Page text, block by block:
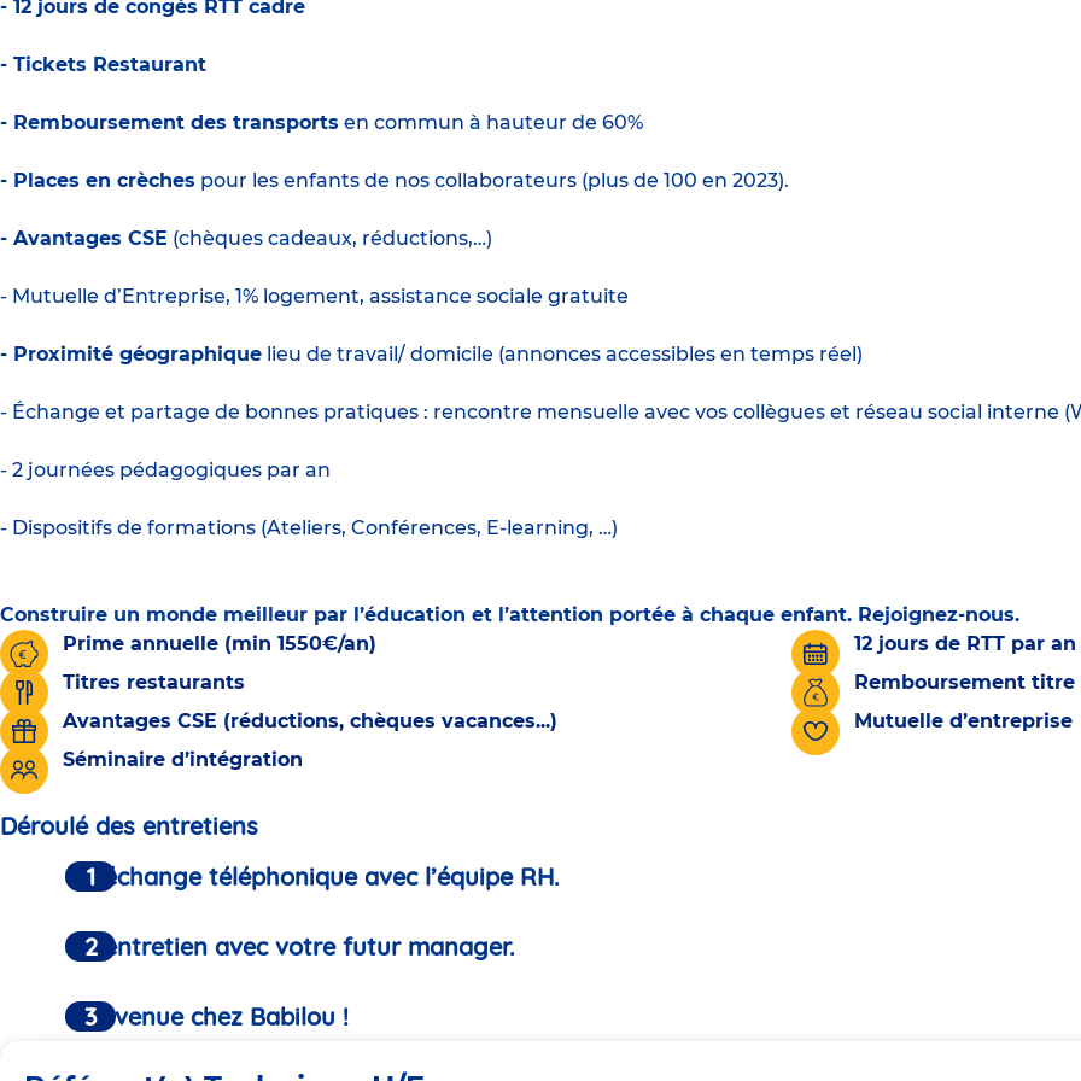
- 12 jours de congés RTT cadre
- Tickets Restaurant
- Remboursement des transports en commun à hauteur de 60%
- Places en crèches pour les enfants de nos collaborateurs (plus de 100 en 2023).
- Avantages CSE (chèques cadeaux, réductions,…)
- Mutuelle d’Entreprise, 1% logement, assistance sociale gratuite
- Proximité géographique lieu de travail/ domicile (annonces accessibles en temps réel)
- Échange et partage de bonnes pratiques : rencontre mensuelle avec vos collègues et réseau social interne
- 2 journées pédagogiques par an
- Dispositifs de formations (Ateliers, Conférences, E-learning, …)
Construire un monde meilleur par l’éducation et l’attention portée à chaque enfant. Rejoignez-nous.
Prime annuelle (min 1550€/an)
12 jours de RTT par an
Titres restaurants
Remboursement titre
Avantages CSE (réductions, chèques vacances...)
Mutuelle d’entreprise
Séminaire d’intégration
Déroulé des entretiens
Un échange téléphonique avec l’équipe RH.
Un entretien avec votre futur manager.
Bienvenue chez Babilou !